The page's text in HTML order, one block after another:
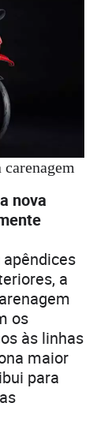
nova
a
os
às linhas
maior
para